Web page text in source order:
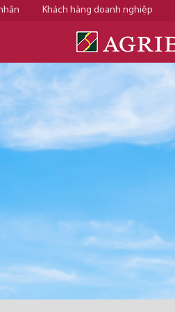
Khách hàng doanh nghiệp